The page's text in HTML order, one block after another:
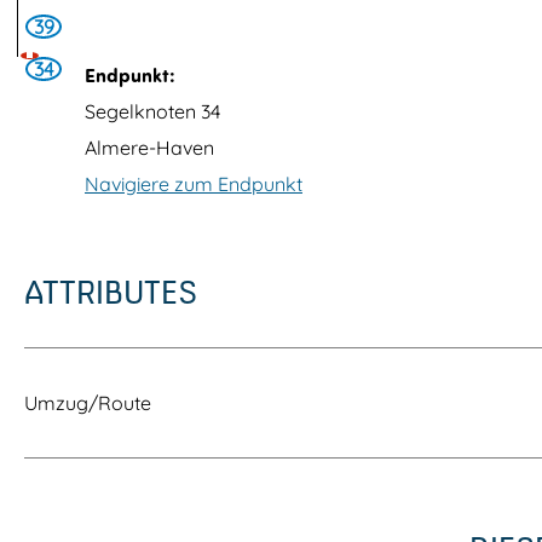
39
34
Endpunkt:
Segelknoten 34
Almere-Haven
Navigiere zum Endpunkt
ATTRIBUTES
Umzug/Route